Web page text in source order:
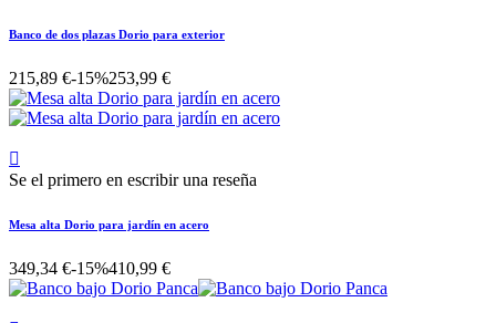
Banco de dos plazas Dorio para exterior
215,89 €-15%253,99 €

Se el primero en escribir una reseña
Mesa alta Dorio para jardín en acero
349,34 €-15%410,99 €